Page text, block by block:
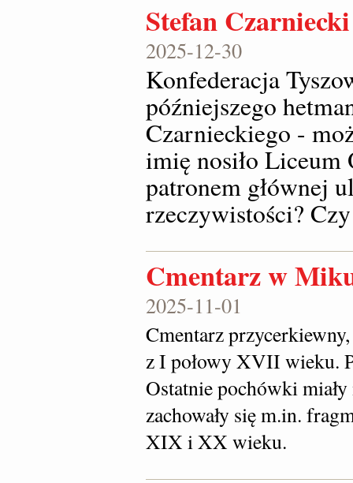
Stefan
2025-12-30
Konfederacja
późniejszego
Czarnieckiego -
imię nosiło Liceum
patronem głównej
rzeczywistości?
Cmentarz w
2025-11-01
Cmentarz
z I połowy XVII wieku.
Ostatnie pochówki
zachowały się m.in.
XIX i XX wieku.